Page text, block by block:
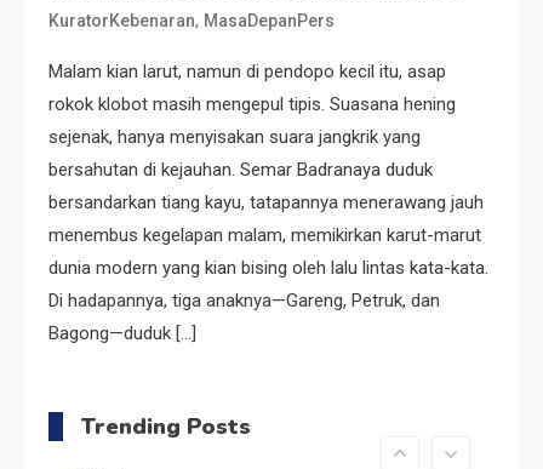
KuratorKebenaran, MasaDepanPers
Malam kian larut, namun di pendopo kecil itu, asap
rokok klobot masih mengepul tipis. Suasana hening
sejenak, hanya menyisakan suara jangkrik yang
bersahutan di kejauhan. Semar Badranaya duduk
bersandarkan tiang kayu, tatapannya menerawang jauh
menembus kegelapan malam, memikirkan karut-marut
dunia modern yang kian bising oleh lalu lintas kata-kata.
Di hadapannya, tiga anaknya—Gareng, Petruk, dan
Bagong—duduk […]
Trending Posts
Artikel
Menelusuri Akar Sejarah Ulang
Tahun PPU, Pertentangan
Bulan Peringatan vs
Pengesahan UU 7/2002
Resonansi
Satire Politik Karang
Kedempel: Saat Presiden
Gareng Lebih Sibuk Orasi
daripada Urus Nasi
Artikel
Paser Melawan Arus Zaman